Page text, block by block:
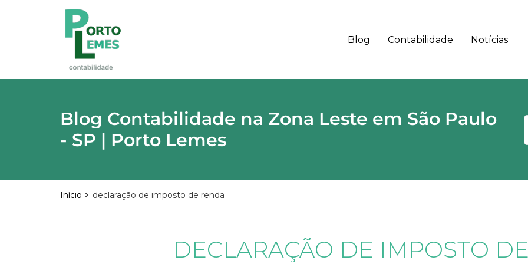
Blog Contabilidade Notícias
Blog Contabilidade na Zona Leste em São Paulo
- SP | Porto Lemes
Início declaração de imposto de renda
reply
phone (11) 2015-4955
email
Deixe sua Mensagem
DECLARAÇÃO DE IMPOSTO